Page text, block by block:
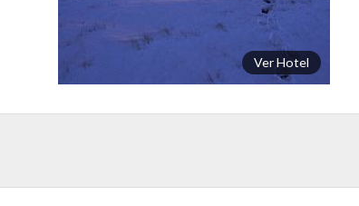
Ver Hotel